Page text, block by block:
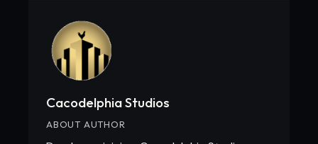
Cacodelphia Studios
ABOUT AUTHOR